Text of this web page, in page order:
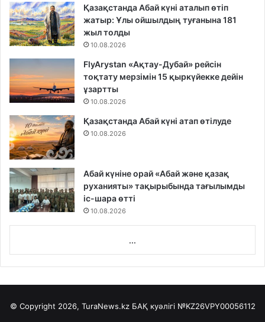
Қазақстанда Абай күні аталып өтіп
жатыр: Ұлы ойшылдың туғанына 181
жыл толды
10.08.2026
FlyArystan «Ақтау-Дубай» рейсін
тоқтату мерзімін 15 қыркүйекке дейін
ұзартты
10.08.2026
Қазақстанда Абай күні атап өтілуде
10.08.2026
Абай күніне орай «Абай және қазақ
руханияты» тақырыбында тағылымды
іс-шара өтті
10.08.2026
...
© Copyright 2026, TuraNews.kz БАҚ куәлігі №KZ26VPY00056112